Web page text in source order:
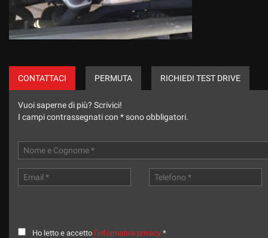
CONTATTACI PERMUTA RICHIEDI TEST DRIVE
Vuoi saperne di più? Scrivici!
I campi contrassegnati con * sono obbligatori.
Ho letto e accetto l'informativa privacy *